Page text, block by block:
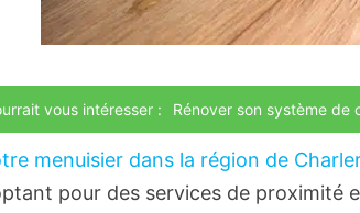
vous intéresser : Rénover son système
menuisier dans la région de
pour des services de proximité